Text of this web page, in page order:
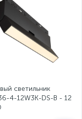
светильник
4-12W3K-DS-B - 12